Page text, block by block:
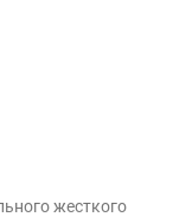
жесткого